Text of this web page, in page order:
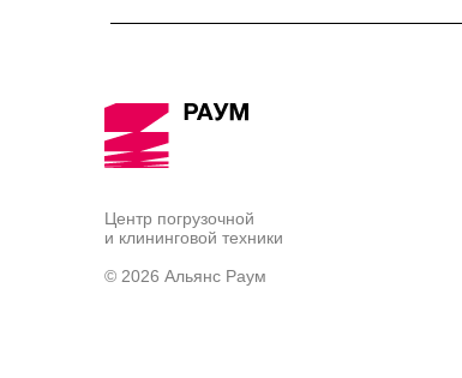
Центр погрузочной
и клининговой техники
© 2026 Альянс Раум